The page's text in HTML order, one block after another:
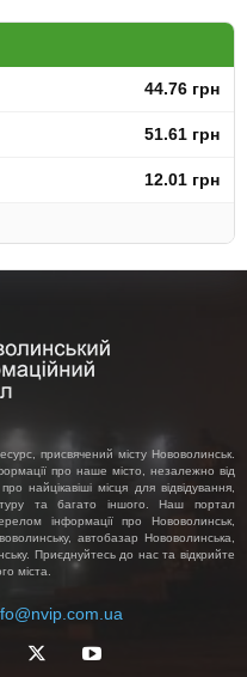
44.76 грн
51.61 грн
12.01 грн
присвячений місту Нововолинськ.
про наше місто, незалежно від
найцікавіші місця для відвідування,
та багато іншого. Наш портал
інформації про Нововолинськ,
автобазар Нововолинська,
Приєднуйтесь до нас та відкрийте
міста.